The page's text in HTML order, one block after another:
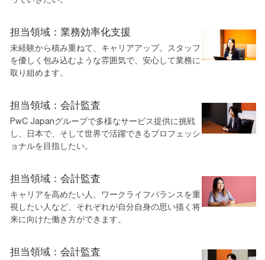
担当領域：業務効率化支援
未経験から積み重ねて、キャリアアップ。スタッフ
を優しく包み込むような雰囲気で、安心して業務に
取り組めます。
担当領域：会計監査
PwC Japanグループで多様なサービス提供に挑戦
し、日本で、そして世界で活躍できるプロフェッシ
ョナルを目指したい。
担当領域：会計監査
キャリアを高めたい人、ワークライフバランスを重
視したい人など、それぞれが自分自身の思い描く将
来に向けた働き方ができます。
担当領域：会計監査